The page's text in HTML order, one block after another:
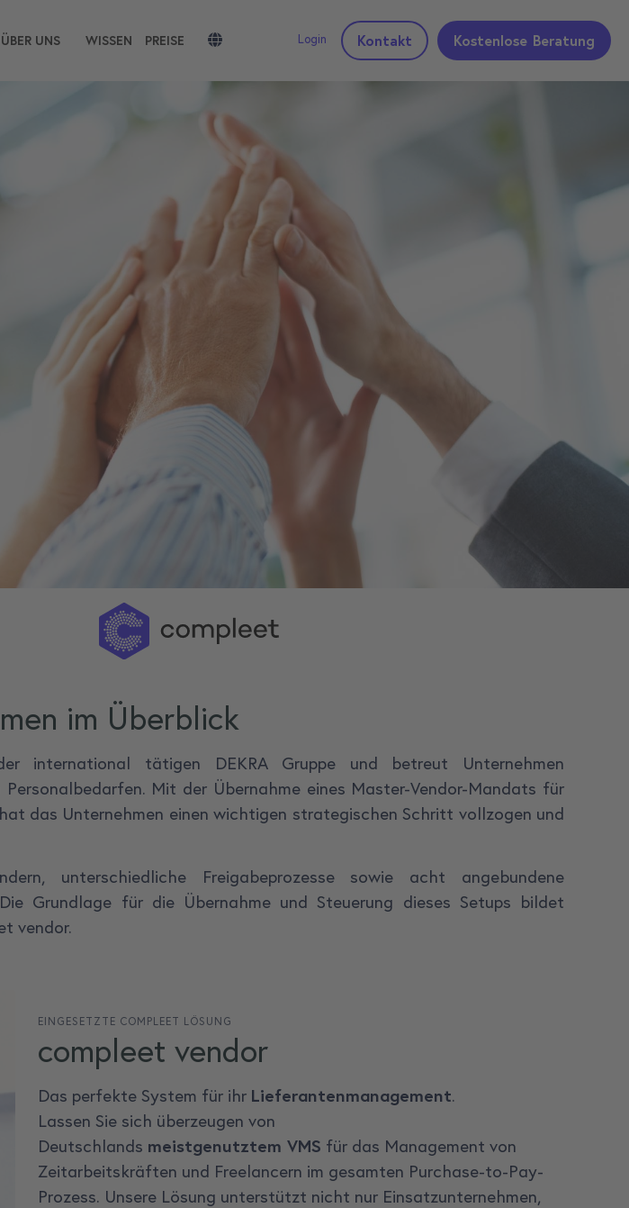
ÜBER UNS WISSEN PREISE Login Kontakt Kostenlose Beratung
im Überblick
international tätigen DEKRA Gruppe und betreut Unternehmen
Mit der Übernahme eines Master-Vendor-Mandats für
das Unternehmen einen wichtigen strategischen Schritt vollzogen und
unterschiedliche Freigabeprozesse sowie acht angebundene
Grundlage für die Übernahme und Steuerung dieses Setups bildet
vendor.
EINGESETZTE COMPLEET LÖSUNG
compleet vendor
Das perfekte System für ihr Lieferantenmanagement.
Lassen Sie sich überzeugen von
Deutschlands meistgenutztem VMS für das Management von
Zeitarbeitskräften und Freelancern im gesamten Purchase-to-Pay-
Prozess. Unsere Lösung unterstützt nicht nur Einsatzunternehmen,